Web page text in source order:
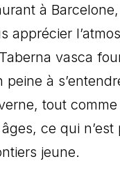
à
apprécier
vasca
peine à
tout
ce qui
jeune.